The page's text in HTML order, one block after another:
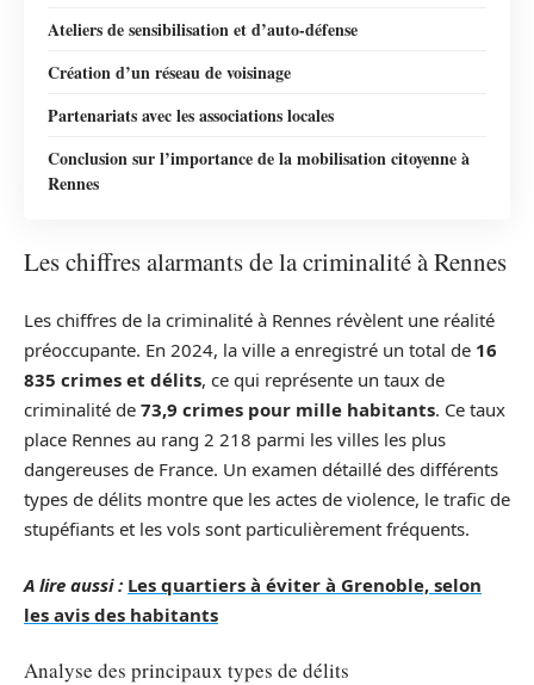
Ateliers de sensibilisation et d’auto-défense
Création d’un réseau de voisinage
Partenariats avec les associations locales
Conclusion sur l’importance de la mobilisation citoyenne à
Rennes
Les chiffres alarmants de la criminalité à Rennes
Les chiffres de la criminalité à Rennes révèlent une réalité
préoccupante. En 2024, la ville a enregistré un total de 16
835 crimes et délits, ce qui représente un taux de
criminalité de 73,9 crimes pour mille habitants. Ce taux
place Rennes au rang 2 218 parmi les villes les plus
dangereuses de France. Un examen détaillé des différents
types de délits montre que les actes de violence, le trafic de
stupéfiants et les vols sont particulièrement fréquents.
A lire aussi : Les quartiers à éviter à Grenoble, selon
les avis des habitants
Analyse des principaux types de délits